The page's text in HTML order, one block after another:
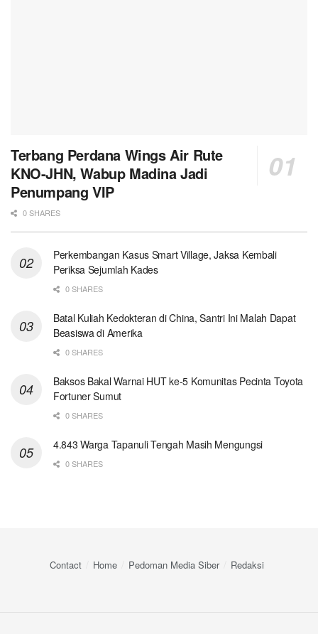
Terbang Perdana Wings Air Rute
KNO-JHN, Wabup Madina Jadi
Penumpang VIP
0 SHARES
Perkembangan Kasus Smart Village, Jaksa Kembali
Periksa Sejumlah Kades
0 SHARES
Batal Kuliah Kedokteran di China, Santri Ini Malah Dapat
Beasiswa di Amerika
0 SHARES
Baksos Bakal Warnai HUT ke-5 Komunitas Pecinta Toyota
Fortuner Sumut
0 SHARES
4.843 Warga Tapanuli Tengah Masih Mengungsi
0 SHARES
Contact Home Pedoman Media Siber Redaksi